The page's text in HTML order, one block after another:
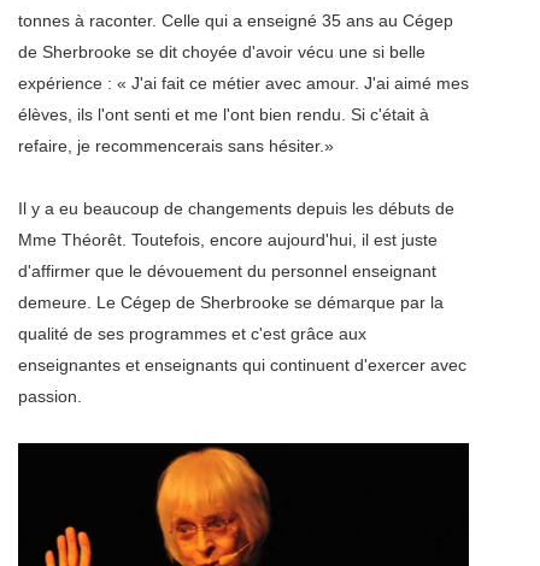
tonnes à raconter. Celle qui a enseigné 35 ans au Cégep
de Sherbrooke se dit choyée d'avoir vécu une si belle
expérience : « J'ai fait ce métier avec amour. J'ai aimé mes
élèves, ils l'ont senti et me l'ont bien rendu. Si c'était à
refaire, je recommencerais sans hésiter.»
Il y a eu beaucoup de changements depuis les débuts de
Mme Théorêt. Toutefois, encore aujourd'hui, il est juste
d'affirmer que le dévouement du personnel enseignant
demeure. Le Cégep de Sherbrooke se démarque par la
qualité de ses programmes et c'est grâce aux
enseignantes et enseignants qui continuent d'exercer avec
passion.